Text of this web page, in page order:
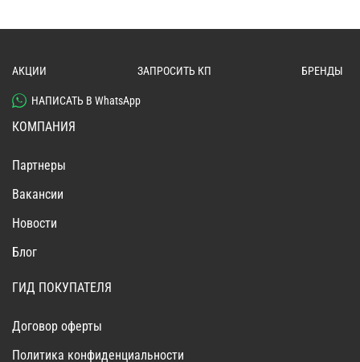
АКЦИИ ЗАПРОСИТЬ КП БРЕНДЫ
НАПИСАТЬ В WhatsApp
КОМПАНИЯ
Партнеры
Вакансии
Новости
Блог
ГИД ПОКУПАТЕЛЯ
Договор оферты
Политика конфиденциальности